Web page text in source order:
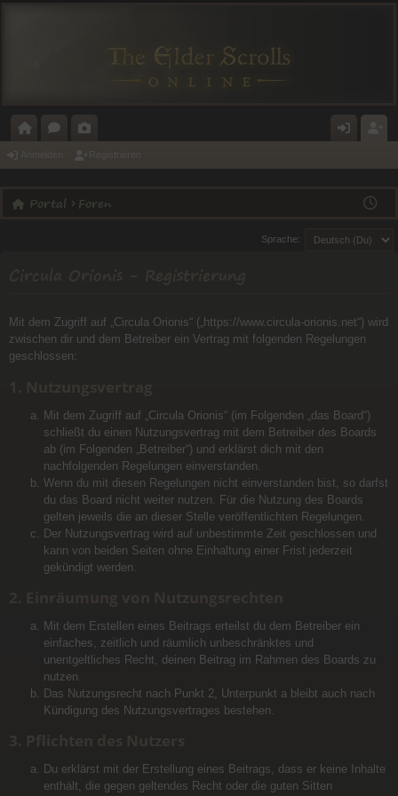
O
T
E
A
E
L
ST
RI
E
Anmelden Registrieren
Portal Foren
Sprache:
Mit dem Zugriff auf „Circula Orionis“ („https://www.circula-orionis.net“) wird
zwischen dir und dem Betreiber ein Vertrag mit folgenden Regelungen
geschlossen:
Mit dem Zugriff auf „Circula Orionis“ (im Folgenden „das Board“)
schließt du einen Nutzungsvertrag mit dem Betreiber des Boards
ab (im Folgenden „Betreiber“) und erklärst dich mit den
nachfolgenden Regelungen einverstanden.
Wenn du mit diesen Regelungen nicht einverstanden bist, so darfst
du das Board nicht weiter nutzen. Für die Nutzung des Boards
gelten jeweils die an dieser Stelle veröffentlichten Regelungen.
Der Nutzungsvertrag wird auf unbestimmte Zeit geschlossen und
kann von beiden Seiten ohne Einhaltung einer Frist jederzeit
gekündigt werden.
Mit dem Erstellen eines Beitrags erteilst du dem Betreiber ein
einfaches, zeitlich und räumlich unbeschränktes und
unentgeltliches Recht, deinen Beitrag im Rahmen des Boards zu
nutzen.
Das Nutzungsrecht nach Punkt 2, Unterpunkt a bleibt auch nach
Kündigung des Nutzungsvertrages bestehen.
Du erklärst mit der Erstellung eines Beitrags, dass er keine Inhalte
enthält, die gegen geltendes Recht oder die guten Sitten